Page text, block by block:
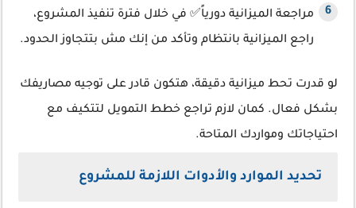
مراجعة الميزانية دورياً✅ في خلال فترة تنفيذ المشروع،
راجع الميزانية بانتظام وتأكد من إنك مش بتتجاوز الحدود.
لو قدرت تحط ميزانية دقيقة، هتكون قادر على توجيه مصاريفك
بشكل فعال. كمان لازم تراجع خطط التمويل لتتكيف مع
احتياجاتك ومواردك المتاحة.
تحديد الموارد والأدوات اللازمة للمشروع